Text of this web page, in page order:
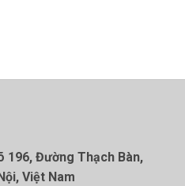
196, Đường Thạch Bàn,
Việt Nam